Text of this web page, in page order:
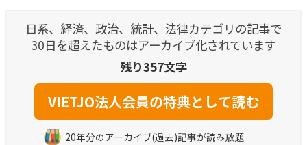
日系、経済、政治、統計、法律カテゴリの記事で
30日を超えたものはアーカイブ化されています
残り357文字
20年分のアーカイブ(過去)記事が読み放題